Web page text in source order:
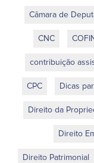
Câmara de
CNC
contribuição
CPC Dicas
Direito da
Direito
Direito Patrimonial